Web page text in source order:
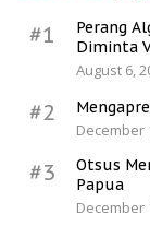
#1
Perang
Diminta
August 6,
#2
December
#3
Otsus
Papua
December